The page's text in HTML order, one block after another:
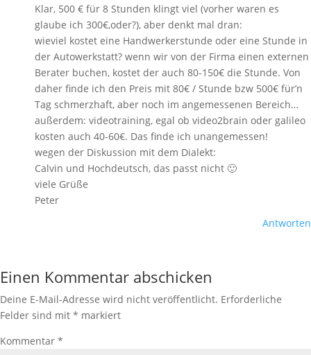
Klar, 500 € für 8 Stunden klingt viel (vorher waren es
glaube ich 300€,oder?), aber denkt mal dran:
wieviel kostet eine Handwerkerstunde oder eine Stunde in
der Autowerkstatt? wenn wir von der Firma einen externen
Berater buchen, kostet der auch 80-150€ die Stunde. Von
daher finde ich den Preis mit 80€ / Stunde bzw 500€ für’n
Tag schmerzhaft, aber noch im angemessenen Bereich…
außerdem: videotraining, egal ob video2brain oder galileo
kosten auch 40-60€. Das finde ich unangemessen!
wegen der Diskussion mit dem Dialekt:
Calvin und Hochdeutsch, das passt nicht 🙂
viele Grüße
Peter
Antworten
Einen Kommentar abschicken
Deine E-Mail-Adresse wird nicht veröffentlicht. Erforderliche
Felder sind mit * markiert
Kommentar *